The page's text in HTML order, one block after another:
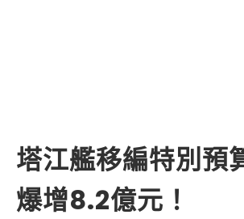
塔江艦移編特別預
爆增8.2億元！